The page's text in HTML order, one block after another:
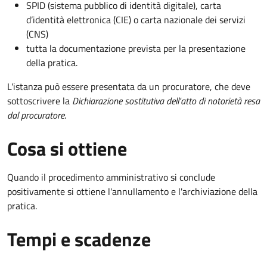
SPID (sistema pubblico di identità digitale), carta
d’identità elettronica (CIE) o carta nazionale dei servizi
(CNS)
tutta la documentazione prevista per la presentazione
della pratica.
L'istanza può essere presentata da un procuratore, che deve
sottoscrivere la Dichiarazione sostitutiva dell'atto di notorietà resa
dal procuratore.
Cosa si ottiene
Quando il procedimento amministrativo si conclude
positivamente si ottiene l'annullamento e l'archiviazione della
pratica.
Tempi e scadenze